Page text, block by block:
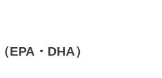
EPA・DHA）